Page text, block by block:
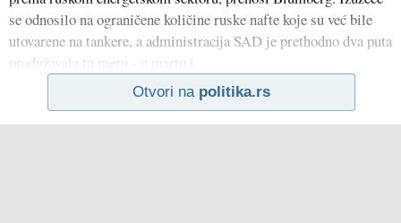
se odnosilo na ograničene količine ruske nafte koje su već bile
utovarene na tankere, a administracija SAD je prethodno dva puta
produžavala tu meru - u martu i
Otvori na politika.rs